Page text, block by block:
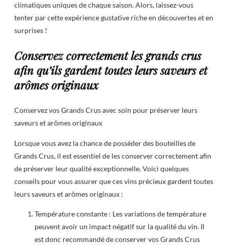
climatiques uniques de chaque saison. Alors, laissez-vous
tenter par cette expérience gustative riche en découvertes et en
surprises !
Conservez correctement les grands crus
afin qu’ils gardent toutes leurs saveurs et
arômes originaux
Conservez vos Grands Crus avec soin pour préserver leurs
saveurs et arômes originaux
Lorsque vous avez la chance de posséder des bouteilles de
Grands Crus, il est essentiel de les conserver correctement afin
de préserver leur qualité exceptionnelle. Voici quelques
conseils pour vous assurer que ces vins précieux gardent toutes
leurs saveurs et arômes originaux :
Température constante : Les variations de température
peuvent avoir un impact négatif sur la qualité du vin. Il
est donc recommandé de conserver vos Grands Crus